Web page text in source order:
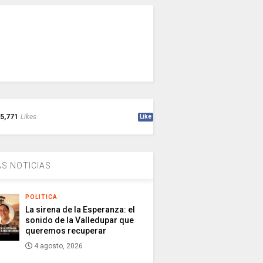
5,771 Likes Like
NOTICIAS
POLITICA
La sirena de la Esperanza: el
sonido de la Valledupar que
queremos recuperar
4 agosto, 2026